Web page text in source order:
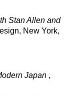
Stan Allen and
New York,
Japan ,